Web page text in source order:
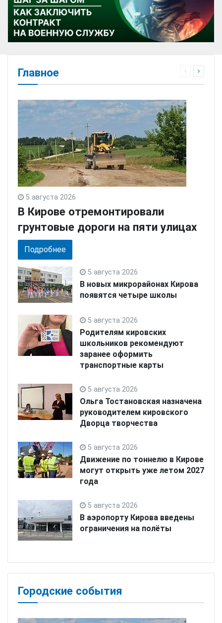
Главное
5 августа 2026
В Кирове отремонтировали
грунтовые дороги на пяти улицах
Подробнее
5 августа 2026
В новых микрорайонах Кирова
появятся четыре школы
5 августа 2026
Родителям кировских
школьников рекомендуют
заранее оформить
транспортные карты
5 августа 2026
Ольга Тостановская назначена
руководителем кировского
Дворца творчества
5 августа 2026
Движение по тоннелю в Кирове
могут открыть уже летом 2027
года
5 августа 2026
В аэропорту Кирова введены
ограничения на полёты
Городские события